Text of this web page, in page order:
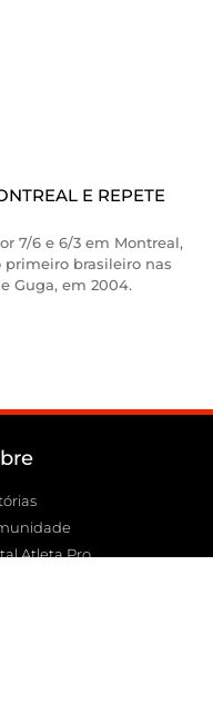
E REPETE
7/6 e 6/3 em Montreal,
brasileiro nas
Guga, em 2004.
Atleta Pro